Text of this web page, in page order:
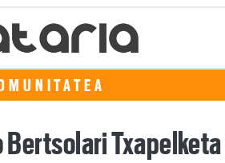
Bertsolari Txapelketa